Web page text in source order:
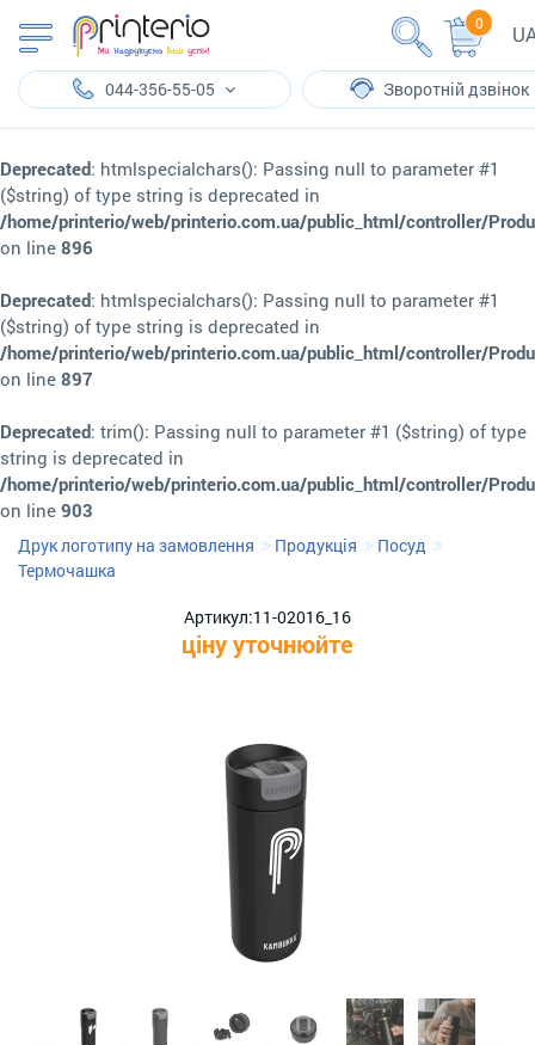
Deprecated: htmlspecialchars(): Passing null to parameter #1
($string) of type string is deprecated in
/home/printerio/web/printerio.com.ua/public_html/controller/
on line 896
Deprecated: htmlspecialchars(): Passing null to parameter #1
($string) of type string is deprecated in
/home/printerio/web/printerio.com.ua/public_html/controller/
on line 897
Deprecated: trim(): Passing null to parameter #1 ($string) of type
string is deprecated in
/home/printerio/web/printerio.com.ua/public_html/controller/
on line 903
0
044-356-55-05 Зворотній дзвінок
Друк логотипу на замовлення Продукція
Посуд
Термочашка
Артикул:11-02016_16
ціну уточнюйте